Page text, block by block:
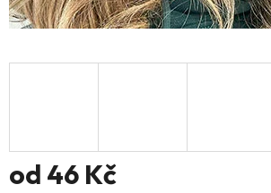
od 46 Kč